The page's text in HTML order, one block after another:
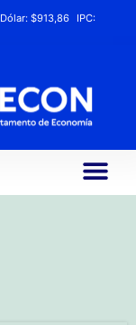
Dólar:$913,86
IPC: